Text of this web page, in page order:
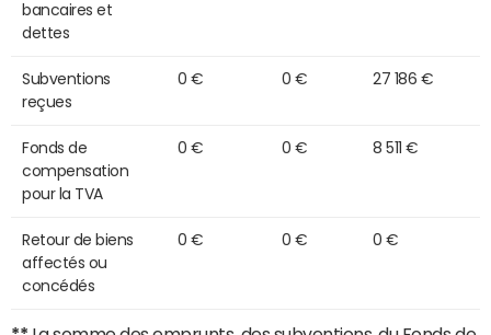
bancaires et
dettes
Subventions
reçues
0 € 0 € 27 186 €
Fonds de
compensation
pour la TVA
0 € 0 € 8 511 €
Retour de biens
affectés ou
concédés
0 € 0 € 0 €